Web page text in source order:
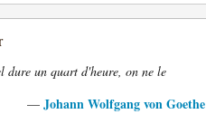
dure un quart d'heure, on ne le
— Johann Wolfgang von Goethe